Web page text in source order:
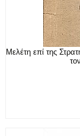
Μελέτη επί της